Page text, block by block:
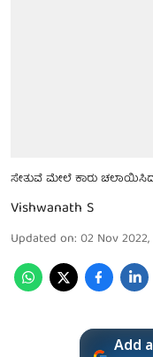
ಸೇತುವೆ ಮೇಲೆ ಕಾರು
Vishwanath S
Updated on: 02 Nov
Add